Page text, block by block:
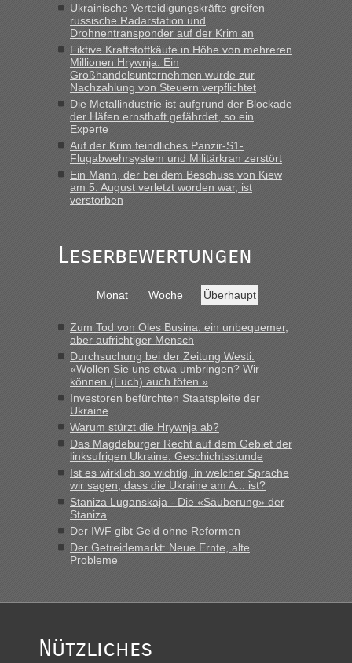
Straßen Kleidung bei der Einreise in die Ukraine
mitnehmen. Es ist gebrauchte Kleidung...“
Berichte und Reisetipps • Re: An welchem
Grenzübergang zwischen Polen und der Ukraine geht es am
schnellsten?
„Wir sind mit unserem Wohnmobil, wie geplant am Montag
15.6. in Krakovets rüber. Sehr zeitig los gegen 5 Uhr in der
Früh. Mit sehr sehr wenig Verkehr, super bis zur Grenze. Nur
8 PKW vor der Schranke....“
inBerichte und Reisetipps • Re: An welchem
Grenzübergang zwischen Polen und der Ukraine geht es am
in Krakowez mit dem Kleinbus. Abfertigung ging dann
schnell da auch Passagiere mit EU-Pass dabei waren“
Berichte und Reisetipps • Re: An welchem
Grenzübergang zwischen Polen und der Ukraine geht es am
schnellsten?
„Bin am Montag 15.6.26 um 8 Uhr in Urgyniw ausgereist,
das erste Mal an einem Montagmorgen ca. 15 Fahrzeuge
vor mir, bin sonst der Erste oder Zweite, egal, nach ca 20
Minuten wurde dann die nächste Welle...“
Berichte und Reisetipps • Re: An welchem
Grenzübergang zwischen Polen und der Ukraine geht es am
schnellsten?
„Derzeit, ist es überall sehr voll an den Grenzen Ukraine/
Polen. Zb. Krakovets 100 PKW ca. 10 h Wartezeit. Wollen
Montag rüber, versuchen es sehr früh.“
Ukrainische Verteidigungskräfte greifen
russische Radarstation und
Drohnentransponder auf der Krim an
Fiktive Kraftstoffkäufe in Höhe von mehreren
Millionen Hrywnja: Ein
Großhandelsunternehmen wurde zur
Nachzahlung von Steuern verpflichtet
Die Metallindustrie ist aufgrund der Blockade
der Häfen ernsthaft gefährdet, so ein
Experte
Auf der Krim feindliches Panzir-S1-
Flugabwehrsystem und Militärkran zerstört
Ein Mann, der bei dem Beschuss von Kiew
am 5. August verletzt worden war, ist
verstorben
Leserbewertungen
Monat Woche Überhaupt
Zum Tod von Oles Busina: ein unbequemer,
aber aufrichtiger Mensch
Durchsuchung bei der Zeitung Westi:
«Wollen Sie uns etwa umbringen? Wir
können (Euch) auch töten.»
Investoren befürchten Staatspleite der
Ukraine
Warum stürzt die Hrywnja ab?
Das Magdeburger Recht auf dem Gebiet der
linksufrigen Ukraine: Geschichtsstunde
Ist es wirklich so wichtig, in welcher Sprache
wir sagen, dass die Ukraine am A... ist?
Staniza Luganskaja - Die «Säuberung» der
Staniza
Der IWF gibt Geld ohne Reformen
Der Getreidemarkt: Neue Ernte, alte
Probleme
Nützliches